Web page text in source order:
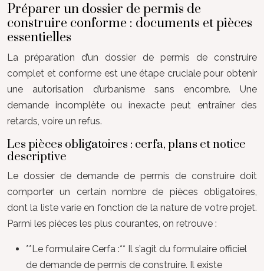
Préparer un dossier de permis de
construire conforme : documents et pièces
essentielles
La préparation d’un dossier de permis de construire
complet et conforme est une étape cruciale pour obtenir
une autorisation d’urbanisme sans encombre. Une
demande incomplète ou inexacte peut entraîner des
retards, voire un refus.
Les pièces obligatoires : cerfa, plans et notice
descriptive
Le dossier de demande de permis de construire doit
comporter un certain nombre de pièces obligatoires,
dont la liste varie en fonction de la nature de votre projet.
Parmi les pièces les plus courantes, on retrouve :
**Le formulaire Cerfa :** Il s’agit du formulaire officiel
de demande de permis de construire. Il existe